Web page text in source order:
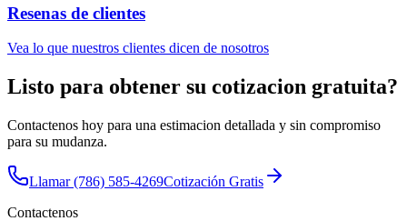
Resenas de clientes
Vea lo que nuestros clientes dicen de nosotros
Listo para obtener su cotizacion gratuita?
Contactenos hoy para una estimacion detallada y sin compromiso
para su mudanza.
Llamar (786) 585-4269Cotización Gratis
Contactenos